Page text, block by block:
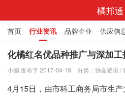
橘邦通
首页 行业资讯 品牌企业 供应信
标准与产值 化橘红科普 化橘红专
化橘红名优品种推广与深加
小编 发布于 2017-04-18 分类： 协会资讯/
4月15日，由市科工商务局市生